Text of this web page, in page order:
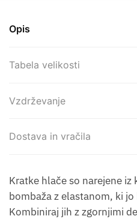
Opis
Tabela velikosti
Vzdrževanje
Dostava in vračila
Kratke hlače so narejene
bombaža z elastanom, ki
Kombiniraj jih z zgornjimi